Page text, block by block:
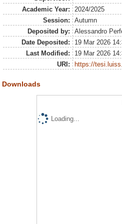
Academic Year:
2024/2025
Session:
Autumn
Deposited by:
Alessandro
Date Deposited:
19 Mar 2026
Last Modified:
19 Mar 2026
URI:
https://
Downloads
Loading...